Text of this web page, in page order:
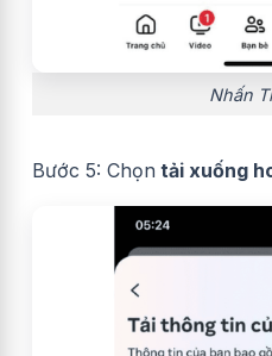
Nhấn
Bước 5: Chọn tải xuống